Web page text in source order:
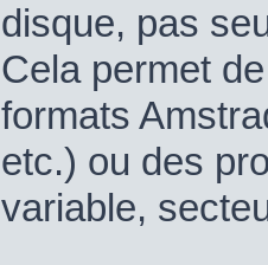
disque, pas
Cela permet
formats
etc.) ou des
variable,